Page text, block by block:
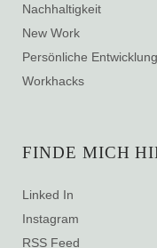
Nachhaltigkeit
New Work
Persönliche Entwicklung
Workhacks
FINDE MICH
Linked In
Instagram
RSS Feed